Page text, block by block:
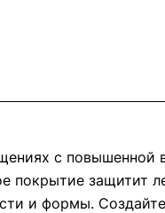
с повышенной
покрытие защитит
и формы.